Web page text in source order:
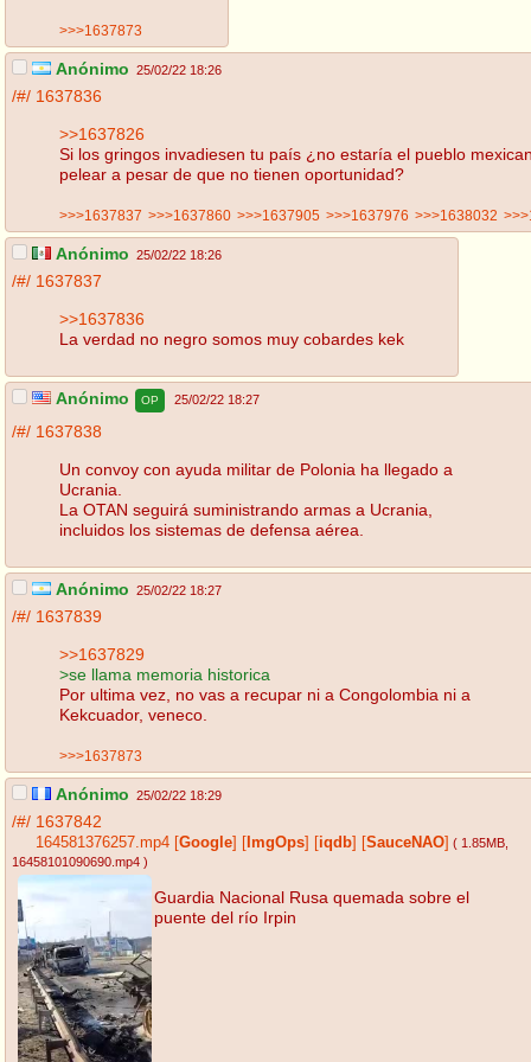
>>>1637873
Anónimo 25/02/22 18:26
/#/ 1637836
>>1637826
Si los gringos invadiesen tu país ¿no estaría el pueblo
pelear a pesar de que no tienen oportunidad?
>>>1637837 >>>1637860 >>>1637905 >>>1637976 >>>1638032
Anónimo 25/02/22 18:26
/#/ 1637837
>>1637836
La verdad no negro somos muy cobardes kek
Anónimo OP 25/02/22 18:27
/#/ 1637838
Un convoy con ayuda militar de Polonia ha llegado a
Ucrania.
La OTAN seguirá suministrando armas a Ucrania,
incluidos los sistemas de defensa aérea.
Anónimo 25/02/22 18:27
/#/ 1637839
>>1637829
>se llama memoria historica
Por ultima vez, no vas a recupar ni a Congolombia ni a
Kekcuador, veneco.
>>>1637873
Anónimo 25/02/22 18:29
/#/ 1637842
164581376257.mp4 Google ImgOps iqdb SauceNAO ( 1.85MB
16458101090690.mp4 )
Guardia Nacional Rusa quemada sobre el
puente del río Irpin